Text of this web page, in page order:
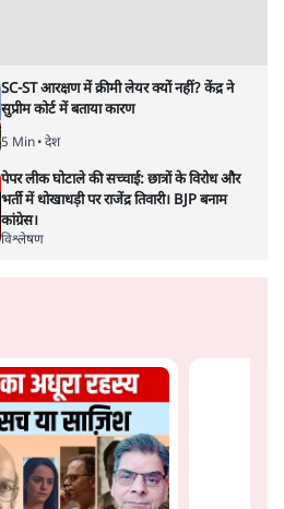
SC-ST आरक्षण में क्रीमी लेयर क्यों नहीं? केंद्र ने
सुप्रीम कोर्ट में बताया कारण
5 Min• देश
पेपर लीक घोटाले की सच्चाई: छात्रों के विरोध और
भर्ती में धोखाधड़ी पर राजेंद्र तिवारी। BJP बनाम
कांग्रेस।
विश्लेषण